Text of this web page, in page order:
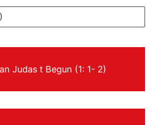
Judas t Begun (1: 1- 2)